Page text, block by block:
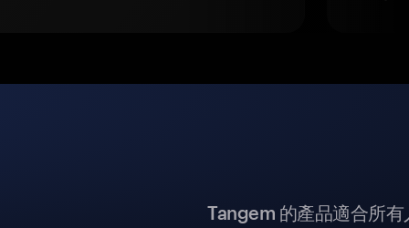
Tangem 的產品適合所